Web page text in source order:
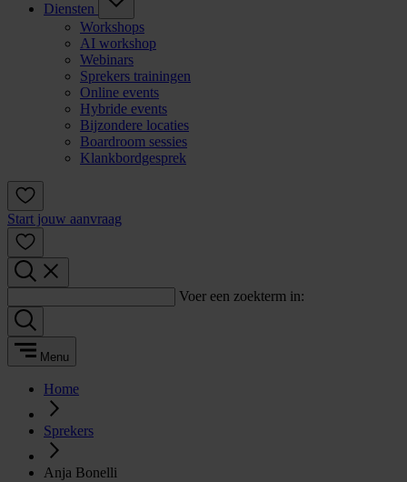
Diensten
Workshops
AI workshop
Webinars
Sprekers trainingen
Online events
Hybride events
Bijzondere locaties
Boardroom sessies
Klankbordgesprek
Start jouw aanvraag
Voer een zoekterm in:
Menu
Home
Sprekers
Anja Bonelli